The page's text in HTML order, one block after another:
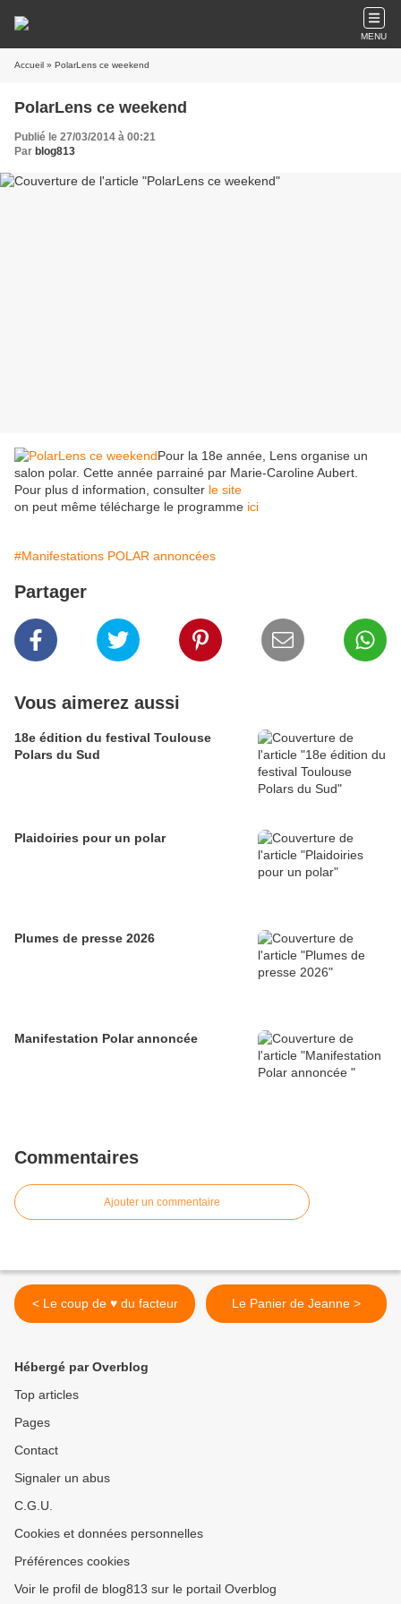
MENU
Accueil » PolarLens ce weekend
PolarLens ce weekend
Publié le 27/03/2014 à 00:21
Par blog813
Pour la 18e année, Lens organise un
salon polar. Cette année parrainé par Marie-Caroline Aubert.
Pour plus d information, consulter le site
on peut même télécharge le programme ici
#Manifestations POLAR annoncées
Partager
Vous aimerez aussi
18e édition du festival Toulouse
Polars du Sud
Plaidoiries pour un polar
Plumes de presse 2026
Manifestation Polar annoncée
Commentaires
Ajouter un commentaire
< Le coup de ♥ du facteur Le Panier de Jeanne >
Hébergé par Overblog
Top articles
Pages
Contact
Signaler un abus
C.G.U.
Cookies et données personnelles
Préférences cookies
Voir le profil de blog813 sur le portail Overblog